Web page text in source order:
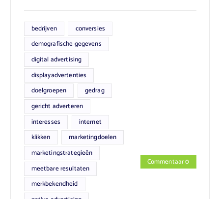
bedrijven
conversies
demografische gegevens
digital advertising
displayadvertenties
doelgroepen
gedrag
gericht adverteren
interesses
internet
klikken
marketingdoelen
marketingstrategieën
meetbare resultaten
merkbekendheid
Commentaar 0